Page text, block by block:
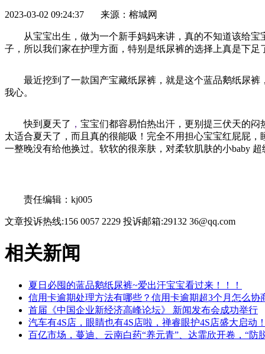
2023-03-02 09:24:37 来源：榕城网
从宝宝出生，做为一个新手妈妈来讲，真的不知道该给
子，所以我们家在护理方面，特别是纸尿裤的选择上真是下足
最近挖到了一款国产宝藏纸尿裤，就是这个蓝品鹅纸尿
我心。
快到夏天了 ， 宝宝们都容易怕热出汗，更别提三伏天的
太适合夏天了，而且真的很能吸！完全不用担心宝宝红屁屁
一整晚没有给他换过。软软的很亲肤，对柔软肌肤的小baby
责任编辑：kj005
文章投诉热线:156 0057 2229 投诉邮箱:29132 36@qq.com
相关新闻
夏日必囤的蓝品鹅纸尿裤~爱出汗宝宝看过来！！！
信用卡逾期处理方法有哪些？信用卡逾期超3个月怎么协
首届《中国企业新经济高峰论坛》 新闻发布会成功举行
汽车有4S店，眼睛也有4S店啦，禅睿眼护4S店盛大启动！
百亿市场，蔓迪、云南白药“养元青”、达霏欣开卷，“防